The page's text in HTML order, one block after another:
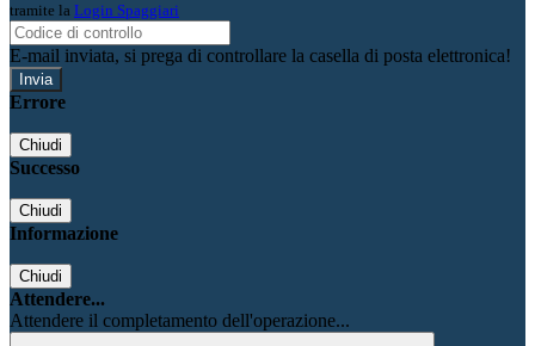
tramite la Login Spaggiari
E-mail inviata, si prega di controllare la casella di posta elettronica!
Errore
Chiudi
Successo
Chiudi
Informazione
Chiudi
Attendere...
Attendere il completamento dell'operazione...